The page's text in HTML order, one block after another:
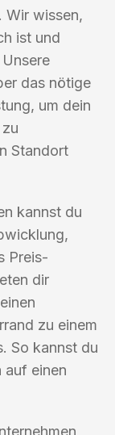
Wir wissen,
ist und
das nötige
um dein
Standort
kannst du
Preis-
dir
zu einem
So kannst du
auf einen